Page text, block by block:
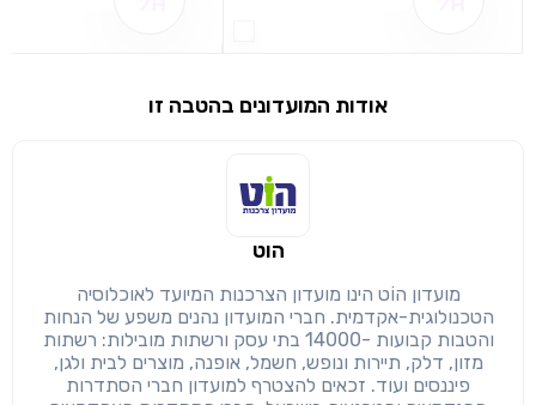
שיתוף
שימו לב!
מימוש הטבה זו ניתן רק לחברי
הבנתי, המשך לאתר
אודות המועדונים בהטבה זו
הוט
מועדון הוֹט הינו מועדון הצרכנות המיועד לאוכלוסיה
הטכנולוגית-אקדמית. חברי המועדון נהנים משפע של הנחות
והטבות קבועות -14000 בתי עסק ורשתות מובילות: רשתות
מזון, דלק, תיירות ונופש, חשמל, אופנה, מוצרים לבית ולגן,
פיננסים ועוד. זכאים להצטרף למועדון חברי הסתדרות